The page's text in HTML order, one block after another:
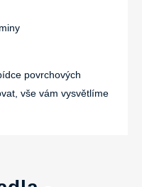
povrchových
vše vám vysvětlíme